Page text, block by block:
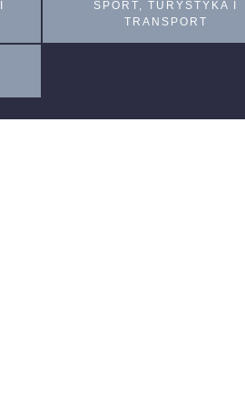
SPORT, TURYSTYKA I
TRANSPORT